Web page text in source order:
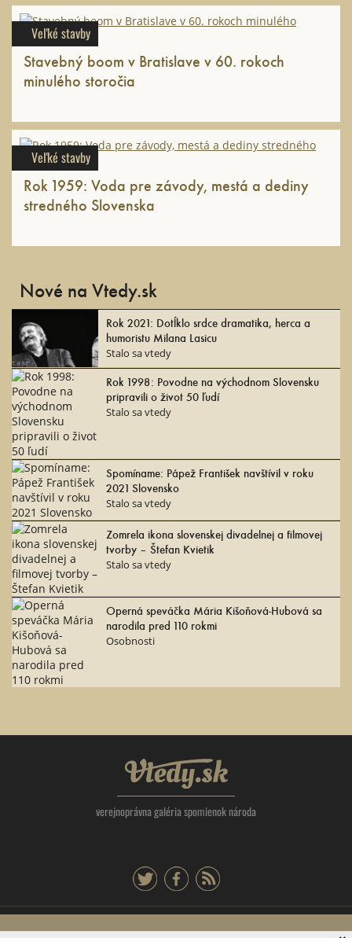
Veľké stavby
Stavebný boom v Bratislave v 60. rokoch
minulého storočia
Veľké stavby
Rok 1959: Voda pre závody, mestá a dediny
stredného Slovenska
Nové na Vtedy.sk
Rok 2021: Dotĺklo srdce dramatika, herca a
humoristu Milana Lasicu
Stalo sa vtedy
Rok 1998: Povodne na východnom Slovensku
pripravili o život 50 ľudí
Stalo sa vtedy
Spomíname: Pápež František navštívil v roku
2021 Slovensko
Stalo sa vtedy
Zomrela ikona slovenskej divadelnej a filmovej
tvorby – Štefan Kvietik
Stalo sa vtedy
Operná speváčka Mária Kišoňová-Hubová sa
narodila pred 110 rokmi
Osobnosti
Vtedy.sk
verejnoprávna galéria spomienok národa
twitterfacebook
rss